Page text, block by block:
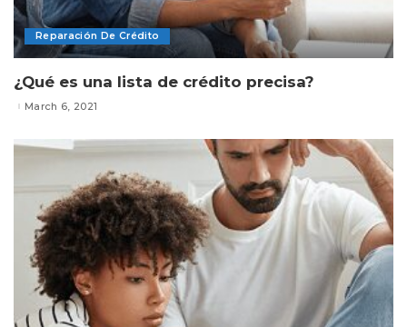
Reparación De Crédito
¿Qué es una lista de crédito precisa?
March 6, 2021